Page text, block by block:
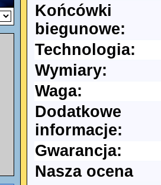
Końcówki
biegunowe:
Technologia:
Wymiary:
Waga:
Dodatkowe
informacje:
Gwarancja:
Nasza ocena